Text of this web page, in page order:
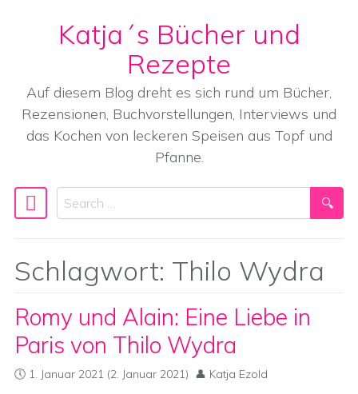
Skip to content
Katja´s Bücher und
Rezepte
Auf diesem Blog dreht es sich rund um Bücher,
Rezensionen, Buchvorstellungen, Interviews und
das Kochen von leckeren Speisen aus Topf und
Pfanne.
Main Navigation
Search
Schlagwort: Thilo Wydra
Romy und Alain: Eine Liebe in
Paris von Thilo Wydra
1. Januar 2021 (2. Januar 2021) Katja Ezold